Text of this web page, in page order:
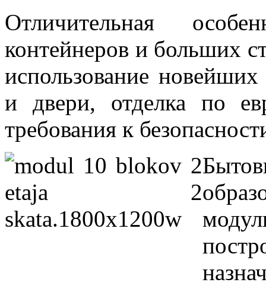
Отличительная
контейнеров и больших
использование
и двери, отделка по
требования к